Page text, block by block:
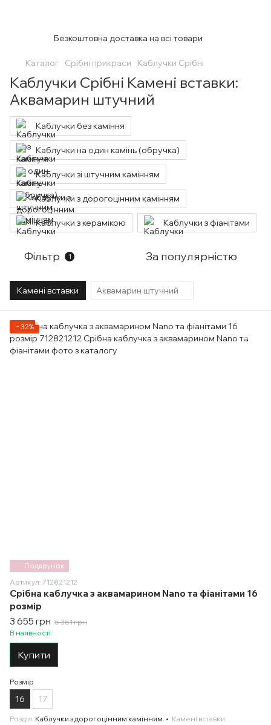
Безкоштовна доставка на всі товари
Каталог Срібні прикраси Каблучки Срібні
Каблучки Срібні Камені вставки:
Аквамарин штучний
Каблучки без каміння
Каблучки на один камінь (обручка)
Каблучки зі штучним камінням
Каблучки з дорогоцінним камінням
Каблучки з керамікою Каблучки з фіанітами
Фільтр 1 За популярністю
Камені вставки Аквамарин штучний
Подарунок
−32%
Артикул: 712821212
Срібна каблучка з аквамарином Nano та фіанітами 16
розмір
3 655 грн 5 351 грн
В наявності
Купити
Розмір
16 17
Розділ Каблучки з дорогоцінним камінням
Камені вставки